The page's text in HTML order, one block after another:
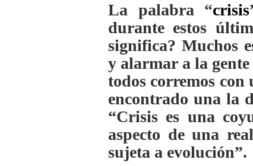
llegar
de abril
de 2026
Comparativa
acelera la
Meses sin
compras
24 de
Planificar tu
a los costes
21 de
¿Cuánto cuesta un
La palabra “crisis
durante estos
significa? Muchos
y alarmar a la
todos corremos con
encontrado una la
“Crisis es una
aspecto de una
sujeta a evolución”.